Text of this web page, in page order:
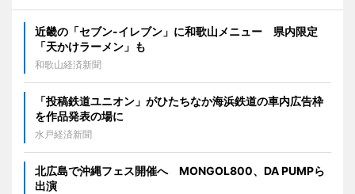
近畿の「セブン-イレブン」に和歌山メニュー 県内限定
「天かけラーメン」も
和歌山経済新聞
「投稿鉄道ユニオン」がひたちなか海浜鉄道の車内広告枠
を作品発表の場に
水戸経済新聞
北広島で沖縄フェス開催へ MONGOL800、DA PUMPら
出演